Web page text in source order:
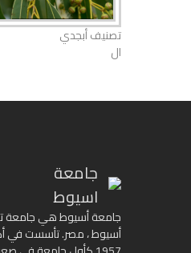
تصنيف أبجدي
ال
جامعة
اسيوط
جامعة أسيوط هي جامعة
أسيوط ، مصر. تأسست في